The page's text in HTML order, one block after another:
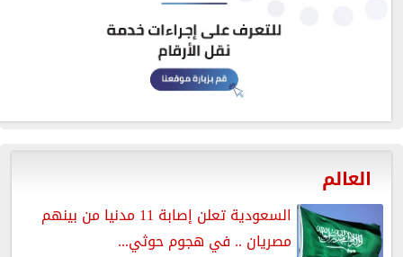
العالم
السعودية تعلن إصابة 11 مدنيا من بينهم
مصريان .. في هجوم حوثي...